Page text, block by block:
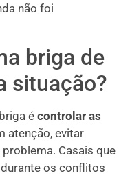
não foi
briga de
situação?
é controlar as
atenção, evitar
Casais que
os conflitos